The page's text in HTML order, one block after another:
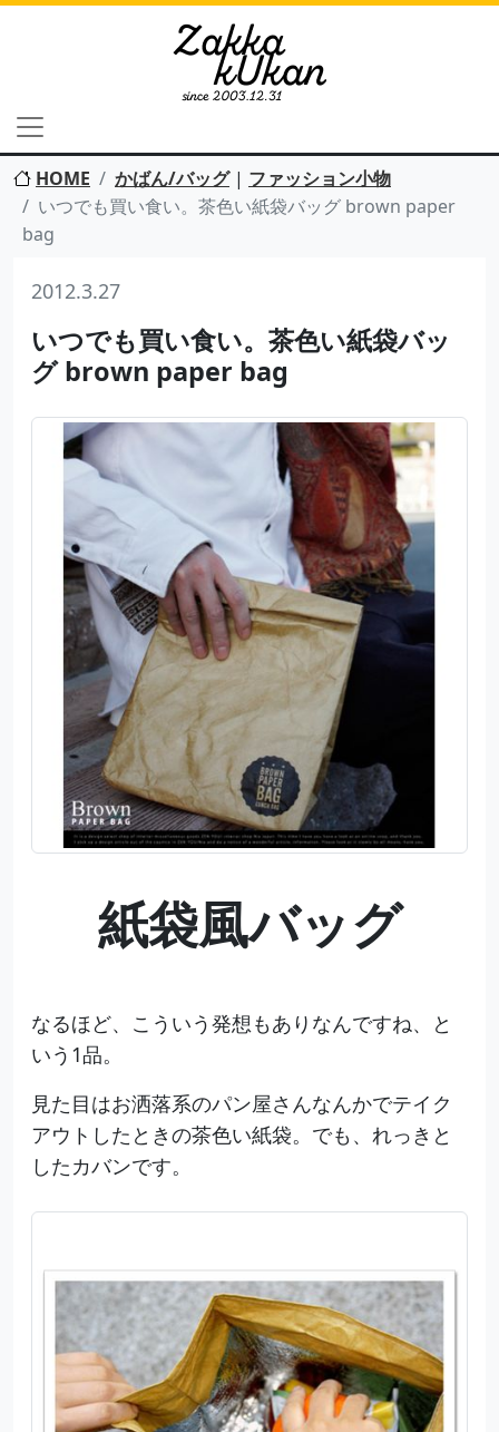
HOME かばん/バッグ| ファッション小物
いつでも買い食い。茶色い紙袋バッグ brown paper
bag
2012.3.27
いつでも買い食い。茶色い紙袋バッ
グ brown paper bag
紙袋風バッグ
なるほど、こういう発想もありなんですね、と
いう1品。
見た目はお洒落系のパン屋さんなんかでテイク
アウトしたときの茶色い紙袋。でも、れっきと
したカバンです。